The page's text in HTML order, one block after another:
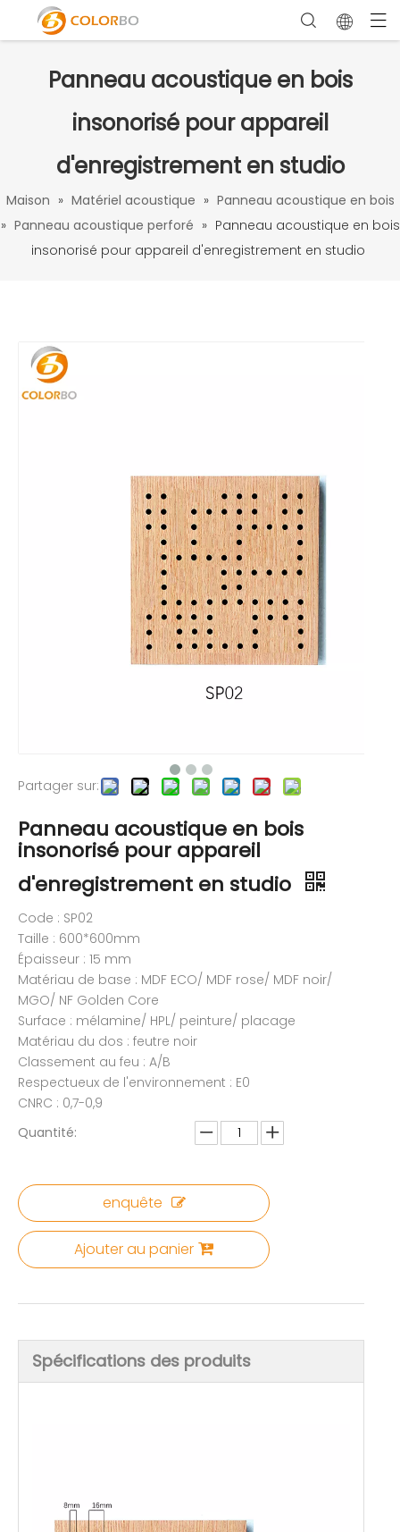
Panneau acoustique en bois
insonorisé pour appareil
d'enregistrement en studio
Maison » Matériel acoustique » Panneau acoustique en bois
» Panneau acoustique perforé » Panneau acoustique en bois
insonorisé pour appareil d'enregistrement en studio
Partager sur:
Panneau acoustique en bois
insonorisé pour appareil
d'enregistrement en studio
Code : SP02
Taille : 600*600mm
Épaisseur : 15 mm
Matériau de base : MDF ECO/ MDF rose/ MDF noir/
MGO/ NF Golden Core
Surface : mélamine/ HPL/ peinture/ placage
Matériau du dos : feutre noir
Classement au feu : A/B
Respectueux de l'environnement : E0
CNRC : 0,7-0,9
Quantité:
enquête
Ajouter au panier
Spécifications des produits